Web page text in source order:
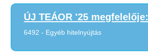
ÚJ TEÁOR '25 megfelelője:
6492 - Egyéb hitelnyújtás